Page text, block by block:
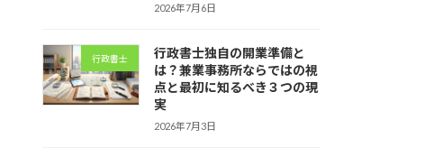
2026年7月6日
行政書士
行政書士独自の開業準備と
は？兼業事務所ならではの視
点と最初に知るべき３つの現
実
2026年7月3日